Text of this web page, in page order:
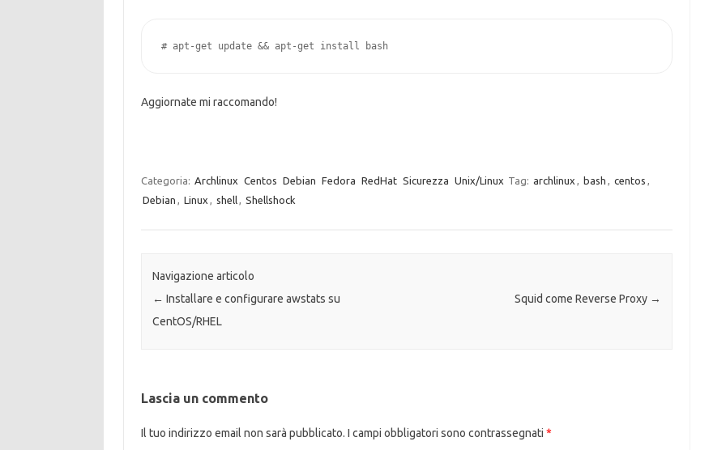
# apt-get update && apt-get install bash
Aggiornate mi raccomando!
Categoria: Archlinux Centos Debian Fedora RedHat Sicurezza Unix/Linux Tag: archlinux , bash , centos ,
Debian , Linux , shell, Shellshock
Navigazione articolo
← Installare e configurare awstats su
CentOS/RHEL
Squid come Reverse Proxy →
Lascia un commento
Il tuo indirizzo email non sarà pubblicato. I campi obbligatori sono contrassegnati *